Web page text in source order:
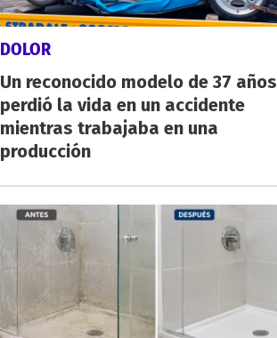
DOLOR
Un reconocido modelo de 37 años
perdió la vida en un accidente
mientras trabajaba en una
producción